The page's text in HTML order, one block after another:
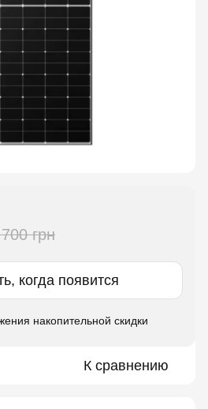
грн
когда появится
накопительной скидки
К сравнению